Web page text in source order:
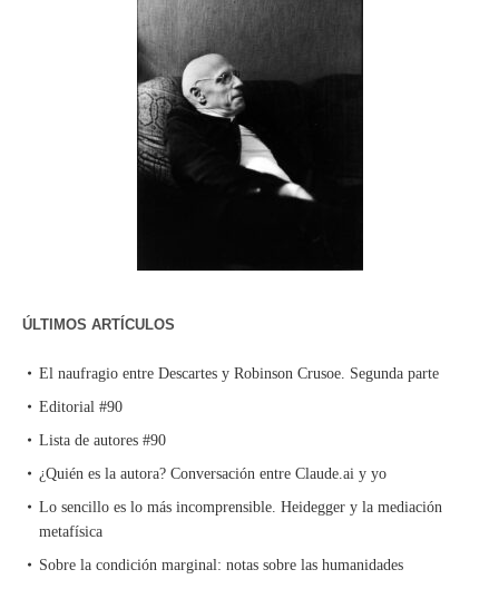
ÚLTIMOS ARTÍCULOS
El naufragio entre Descartes y Robinson Crusoe. Segunda parte
Editorial #90
Lista de autores #90
¿Quién es la autora? Conversación entre Claude.ai y yo
Lo sencillo es lo más incomprensible. Heidegger y la mediación
metafísica
Sobre la condición marginal: notas sobre las humanidades